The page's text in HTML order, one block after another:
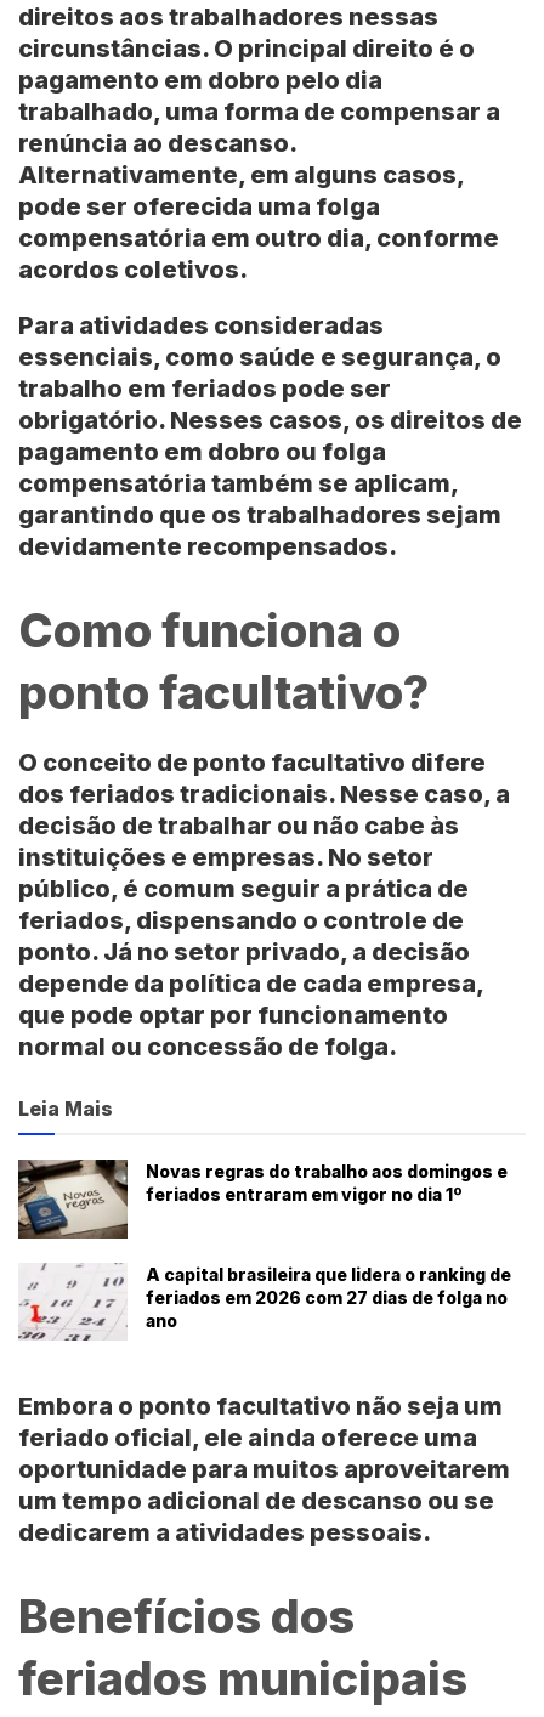
direitos aos trabalhadores nessas
circunstâncias. O principal direito é o
pagamento em dobro pelo dia
trabalhado, uma forma de compensar a
renúncia ao descanso.
Alternativamente, em alguns casos,
pode ser oferecida uma folga
compensatória em outro dia, conforme
acordos coletivos.
Para atividades consideradas
essenciais, como saúde e segurança, o
trabalho em feriados pode ser
obrigatório. Nesses casos, os direitos de
pagamento em dobro ou folga
compensatória também se aplicam,
garantindo que os trabalhadores sejam
devidamente recompensados.
Como funciona o
ponto facultativo?
O conceito de ponto facultativo difere
dos feriados tradicionais. Nesse caso, a
decisão de trabalhar ou não cabe às
instituições e empresas. No setor
público, é comum seguir a prática de
feriados, dispensando o controle de
ponto. Já no setor privado, a decisão
depende da política de cada empresa,
que pode optar por funcionamento
normal ou concessão de folga.
Leia Mais
Novas regras do trabalho aos domingos e
feriados entraram em vigor no dia 1º
A capital brasileira que lidera o ranking de
feriados em 2026 com 27 dias de folga no
ano
Embora o ponto facultativo não seja um
feriado oficial, ele ainda oferece uma
oportunidade para muitos aproveitarem
um tempo adicional de descanso ou se
dedicarem a atividades pessoais.
Benefícios dos
feriados municipais